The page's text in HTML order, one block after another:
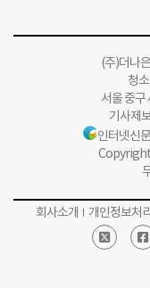
(주)더나
청
서울 중
기사제
인터넷신
Copyright
회사소개 개인정보처